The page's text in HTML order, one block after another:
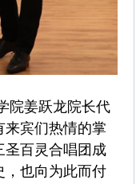
院姜跃龙院长代
来宾们热情的掌
圣百灵合唱团成
，也向为此而付